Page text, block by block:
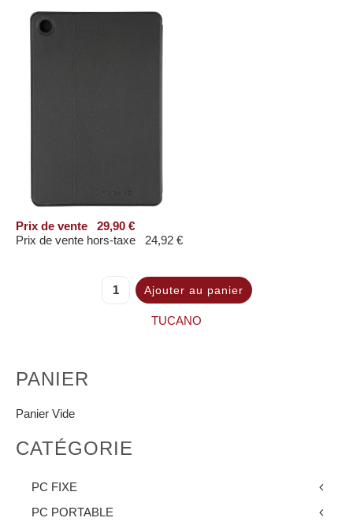
Prix ​​de vente
29,90 €
Prix de vente hors-taxe
24,92 €
TUCANO
PANIER
Panier Vide
CATÉGORIE
PC FIXE
PC PORTABLE